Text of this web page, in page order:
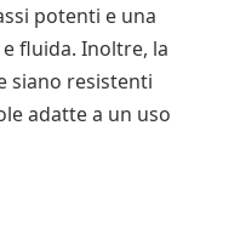
potenti e una
fluida. Inoltre, la
siano resistenti
adatte a un uso